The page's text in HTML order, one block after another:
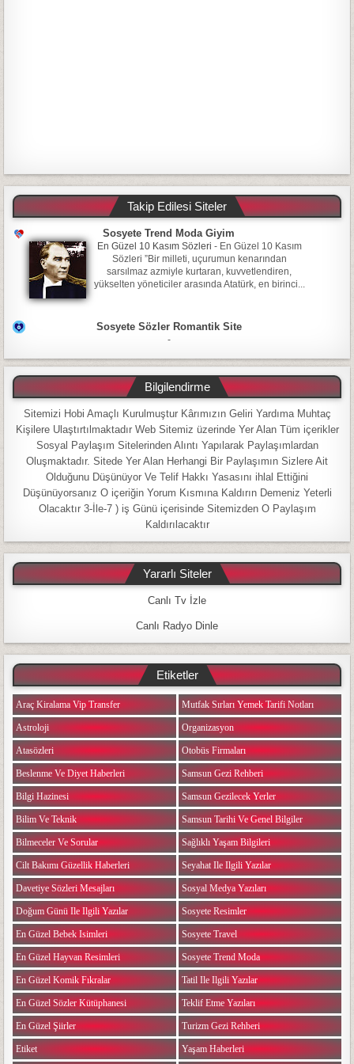
Takip Edilesi Siteler
Sosyete Trend Moda Giyim
En Güzel 10 Kasım Sözleri - En Güzel 10 Kasım
Sözleri ”Bir milleti, uçurumun kenarından
sarsılmaz azmiyle kurtaran, kuvvetlendiren,
yükselten yöneticiler arasında Atatürk, en birinci...
Sosyete Sözler Romantik Site
-
Bilgilendirme
Sitemizi Hobi Amaçlı Kurulmuştur Kârımızın Geliri Yardıma Muhtaç
Kişilere Ulaştırtılmaktadır Web Sitemiz üzerinde Yer Alan Tüm içerikler
Sosyal Paylaşım Sitelerinden Alıntı Yapılarak Paylaşımlardan
Oluşmaktadır. Sitede Yer Alan Herhangi Bir Paylaşımın Sizlere Ait
Olduğunu Düşünüyor Ve Telif Hakkı Yasasını ihlal Ettiğini
Düşünüyorsanız O içeriğin Yorum Kısmına Kaldırın Demeniz Yeterli
Olacaktır 3-İle-7 ) iş Günü içerisinde Sitemizden O Paylaşım
Kaldırılacaktır
Yararlı Siteler
Canlı Tv İzle
Canlı Radyo Dinle
Etiketler
Araç Kiralama Vip Transfer
Astroloji
Atasözleri
Beslenme Ve Diyet Haberleri
Bilgi Hazinesi
Bilim Ve Teknik
Bilmeceler Ve Sorular
Cilt Bakımı Güzellik Haberleri
Davetiye Sözleri Mesajları
Doğum Günü Ile Ilgili Yazılar
En Güzel Bebek Isimleri
En Güzel Hayvan Resimleri
En Güzel Komik Fıkralar
En Güzel Sözler Kütüphanesi
En Güzel Şiirler
Etiket
Mutfak Sırları Yemek Tarifi Notları
Organizasyon
Otobüs Firmaları
Samsun Gezi Rehberi
Samsun Gezilecek Yerler
Samsun Tarihi Ve Genel Bilgiler
Sağlıklı Yaşam Bilgileri
Seyahat Ile Ilgili Yazılar
Sosyal Medya Yazıları
Sosyete Resimler
Sosyete Travel
Sosyete Trend Moda
Tatil Ile Ilgili Yazılar
Teklif Etme Yazıları
Turizm Gezi Rehberi
Yaşam Haberleri